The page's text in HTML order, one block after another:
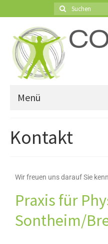
Menü
Leistungen
Kontakt
Impressum
Kontakt
Wir freuen uns darauf Sie
Praxis für
Sontheim/